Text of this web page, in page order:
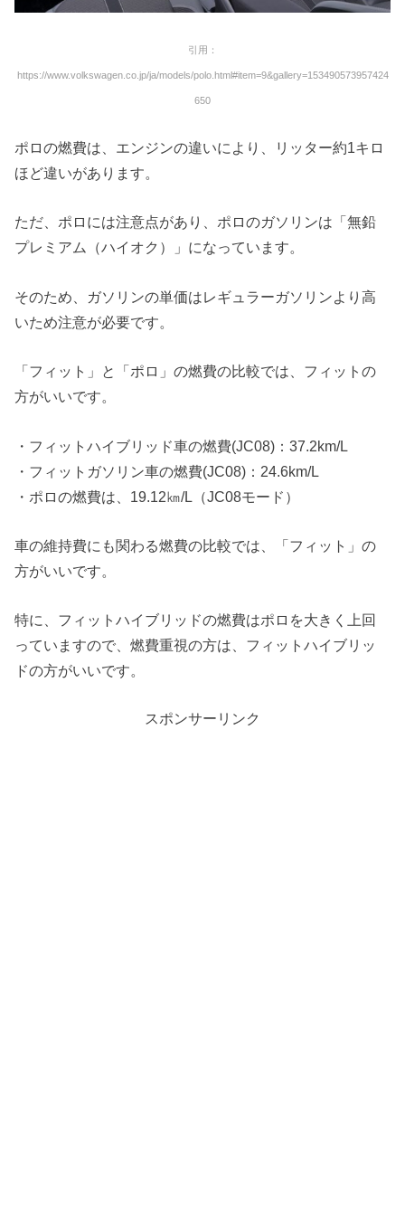
引用：
https://www.volkswagen.co.jp/ja/models/polo.html#item=9&gallery=153490573957424
650
ポロの燃費は、エンジンの違いにより、リッター約1キロ
ほど違いがあります。
ただ、ポロには注意点があり、ポロのガソリンは「無鉛
プレミアム（ハイオク）」になっています。
そのため、ガソリンの単価はレギュラーガソリンより高
いため注意が必要です。
「フィット」と「ポロ」の燃費の比較では、フィットの
方がいいです。
・フィットハイブリッド車の燃費(JC08)：37.2km/L
・フィットガソリン車の燃費(JC08)：24.6km/L
・ポロの燃費は、19.12㎞/L（JC08モード）
車の維持費にも関わる燃費の比較では、「フィット」の
方がいいです。
特に、フィットハイブリッドの燃費はポロを大きく上回
っていますので、燃費重視の方は、フィットハイブリッ
ドの方がいいです。
スポンサーリンク